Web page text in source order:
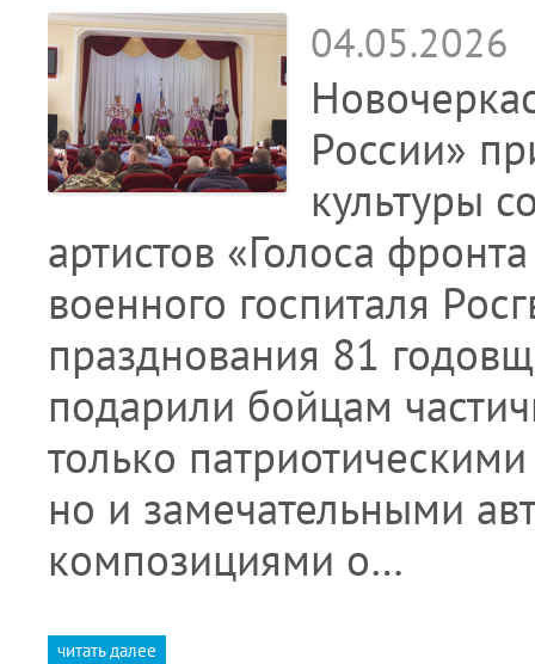
04.05.2026
России»
культуры
артистов «Голоса
военного госпиталя
празднования 81
подарили бойцам
только
но и замечательными
композициями о…
читать далее